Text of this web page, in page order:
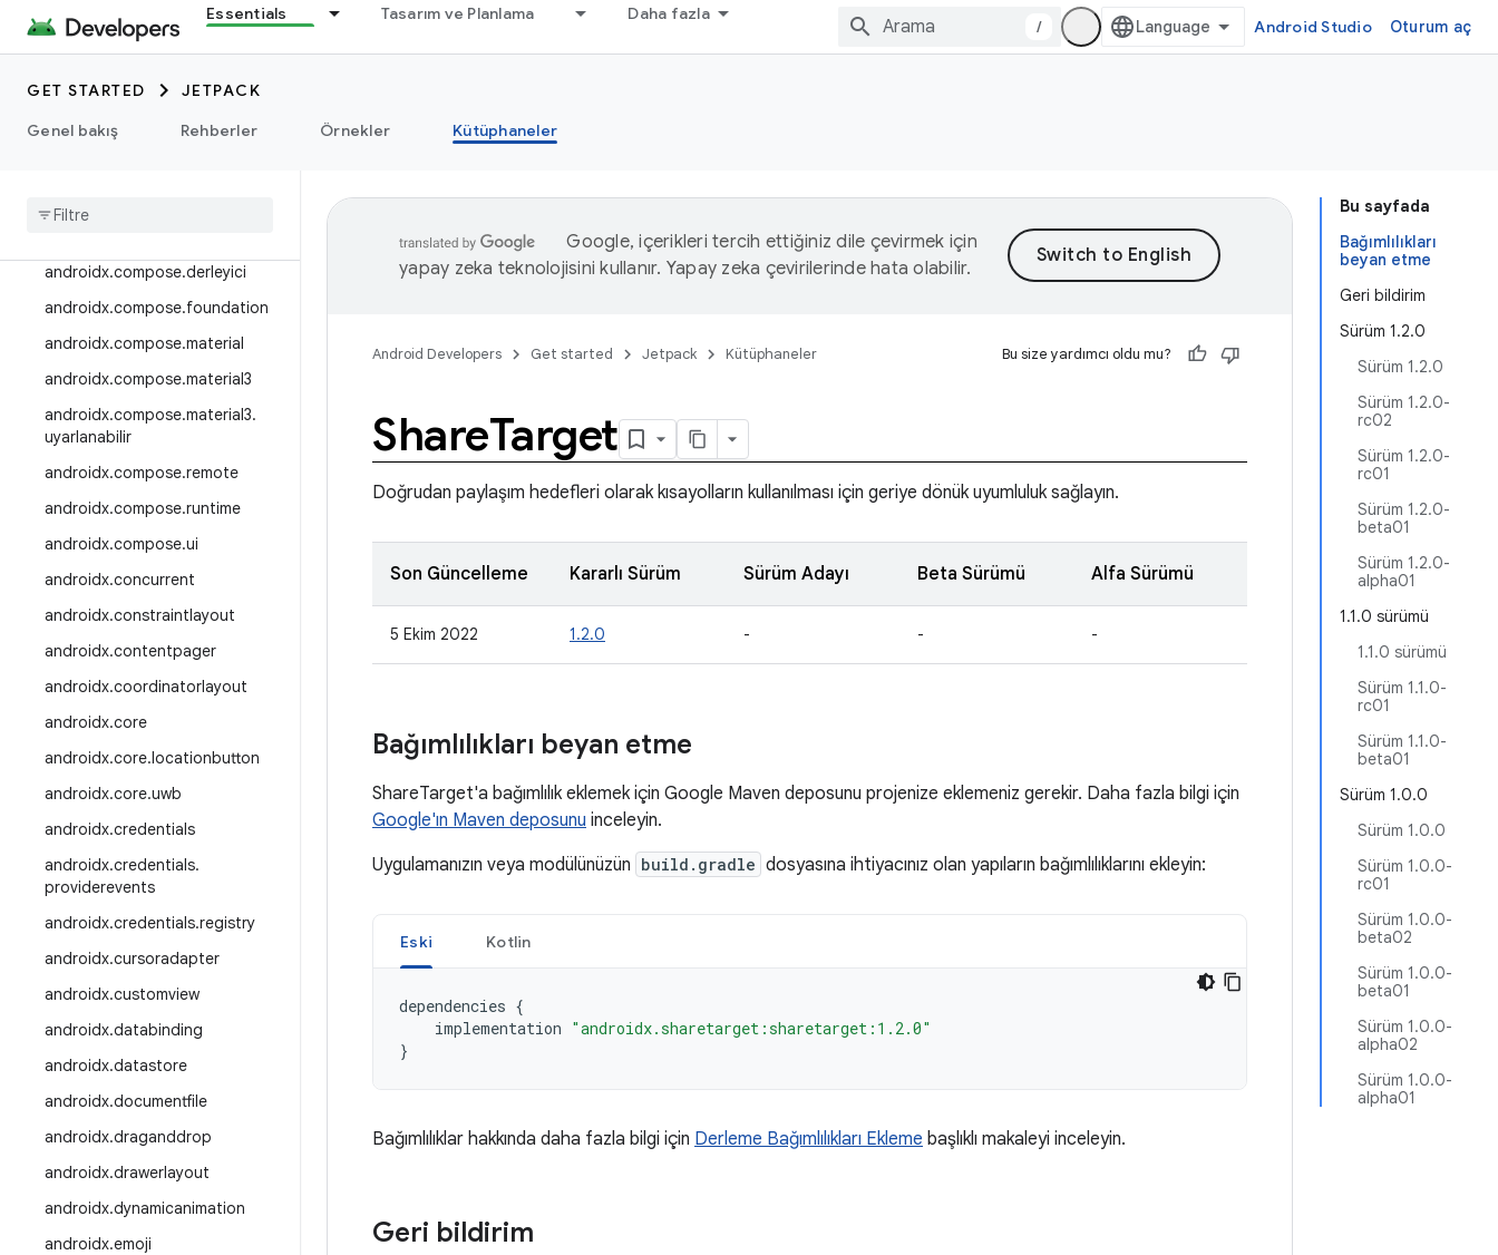
Essentials Tasarım ve Planlama Daha fazla
/ Android Studio Oturum aç
GET STARTED
JETPACK
Genel bakış
Rehberler Örnekler Kütüphaneler
androidx.camera.viewfinder
androidx.car
androidx.car.app
androidx.cardview
androidx.compose.derleyici
androidx.compose.foundation
androidx.compose.material
androidx.compose.material3
androidx.compose.material3.
uyarlanabilir
androidx.compose.remote
androidx.compose.runtime
androidx.compose.ui
androidx.concurrent
androidx.constraintlayout
androidx.contentpager
androidx.coordinatorlayout
androidx.core
androidx.core.locationbutton
androidx.core.uwb
androidx.credentials
androidx.credentials.
providerevents
androidx.credentials.registry
androidx.cursoradapter
androidx.customview
androidx.databinding
androidx.datastore
androidx.documentfile
androidx.draganddrop
androidx.drawerlayout
androidx.dynamicanimation
androidx.emoji
Bu sayfada
Bağımlılıkları
beyan etme
Geri bildirim
Sürüm 1.2.0
Sürüm 1.2.0
Sürüm 1.2.0-
rc02
Sürüm 1.2.0-
rc01
Sürüm 1.2.0-
beta01
Sürüm 1.2.0-
alpha01
1.1.0 sürümü
1.1.0 sürümü
Sürüm 1.1.0-
rc01
Sürüm 1.1.0-
beta01
Sürüm 1.0.0
Sürüm 1.0.0
Sürüm 1.0.0-
rc01
Sürüm 1.0.0-
beta02
Sürüm 1.0.0-
beta01
Sürüm 1.0.0-
alpha02
Sürüm 1.0.0-
alpha01
Google, içerikleri tercih ettiğiniz dile çevirmek için
yapay zeka teknolojisini kullanır. Yapay zeka çevirilerinde hata olabilir.
Android Developers Get started Jetpack Kütüphaneler Bu size yardımcı oldu mu?
ShareTarget
Doğrudan paylaşım hedefleri olarak kısayolların kullanılması için geriye dönük uyumluluk sağlayın.
Son Güncelleme Kararlı Sürüm Sürüm Adayı Beta Sürümü Alfa Sürümü
5 Ekim 2022 1.2.0 - - -
Bağımlılıkları beyan etme
ShareTarget'a bağımlılık eklemek için Google Maven deposunu projenize eklemeniz gerekir. Daha fazla bilgi için
Google'ın Maven deposunu inceleyin.
Uygulamanızın veya modülünüzün build.gradle dosyasına ihtiyacınız olan yapıların bağımlılıklarını ekleyin:
Eski Kotlin
dependencies {
implementation "androidx.sharetarget:sharetarget:1.2.0"
}
Bağımlılıklar hakkında daha fazla bilgi için Derleme Bağımlılıkları Ekleme başlıklı makaleyi inceleyin.
Geri bildirim